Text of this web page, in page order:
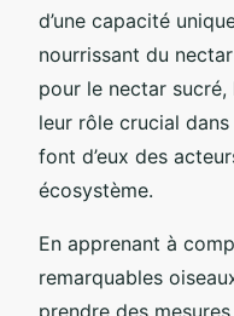
d’une capacité
nourrissant du
pour le nectar
leur rôle crucial
font d’eux des
écosystème.
En apprenant à
remarquables
prendre des